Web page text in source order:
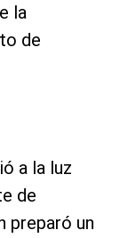
la
de
a la luz
de
preparó un